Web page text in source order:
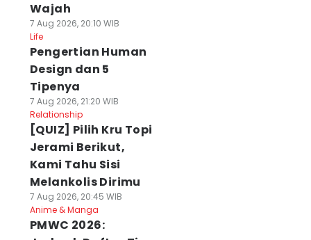
Wajah
7 Aug 2026, 20:10 WIB
Life
Pengertian Human
Design dan 5
Tipenya
7 Aug 2026, 21:20 WIB
Relationship
[QUIZ] Pilih Kru Topi
Jerami Berikut,
Kami Tahu Sisi
Melankolis Dirimu
7 Aug 2026, 20:45 WIB
Anime & Manga
PMWC 2026: